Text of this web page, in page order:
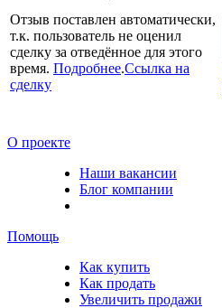
Отзыв поставлен автоматически,
т.к. пользователь не оценил
сделку за отведённое для этого
время. Подробнее.Ссылка на
сделку
О проекте
Наши вакансии
Блог компании
Помощь
Как купить
Как продать
Увеличить продажи